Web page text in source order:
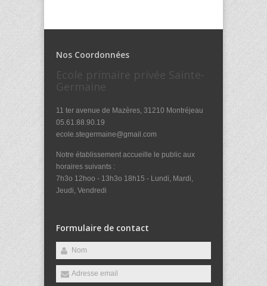
Nos Coordonnées
Ecole primaire privée Sainte-
Germaine
11 ter avenue de Mazères, 31210 Montréjeau
05.61.88.90.19
ecole.stegermaine@gmail.com
Notre établissement accueille le public aux
horaires suivants :
7h3o 12hoo - 13h3o 18h15 - Lundi, Mardi,
Jeudi, Vendredi
Formulaire de contact